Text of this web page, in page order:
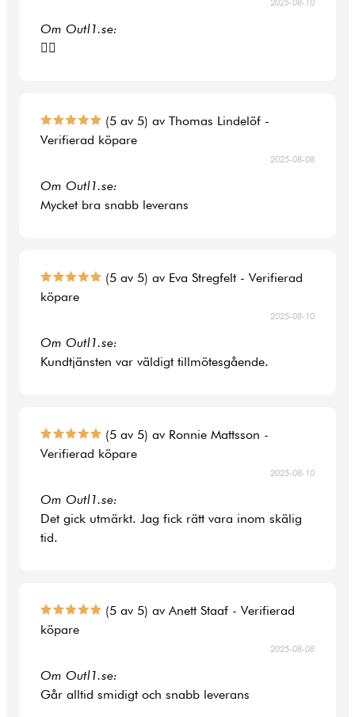
2025-08-10
Om Outl1.se:
👍🏻
(5 av 5) av Thomas Lindelöf -
Verifierad köpare
2025-08-08
Om Outl1.se:
Mycket bra snabb leverans
(5 av 5) av Eva Stregfelt - Verifierad
köpare
2025-08-10
Om Outl1.se:
Kundtjänsten var väldigt tillmötesgående.
(5 av 5) av Ronnie Mattsson -
Verifierad köpare
2025-08-10
Om Outl1.se:
Det gick utmärkt. Jag fick rätt vara inom skälig
tid.
(5 av 5) av Anett Staaf - Verifierad
köpare
2025-08-08
Om Outl1.se:
Går alltid smidigt och snabb leverans